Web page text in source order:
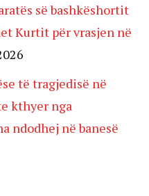
së bashkëshortit
Kurtit për vrasjen në
të tragjedisë në
kthyer nga
ndodhej në banesë